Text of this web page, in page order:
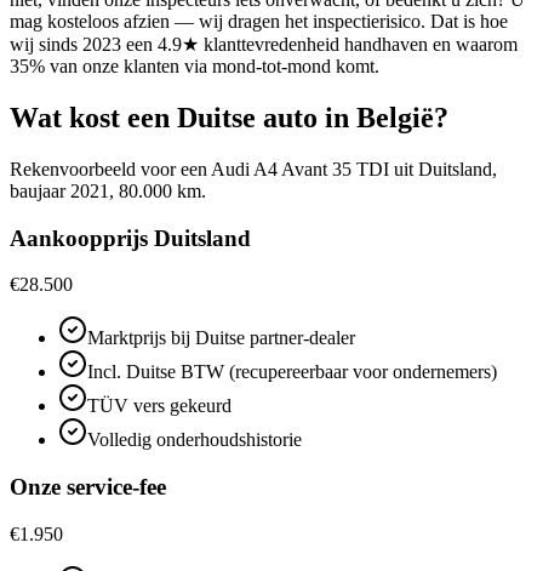
mag kosteloos afzien — wij dragen het inspectierisico. Dat is hoe
wij sinds 2023 een 4.9★ klanttevredenheid handhaven en waarom
35% van onze klanten via mond-tot-mond komt.
Wat kost een Duitse auto in België?
Rekenvoorbeeld voor een Audi A4 Avant 35 TDI uit Duitsland,
baujaar 2021, 80.000 km.
Aankoopprijs Duitsland
€28.500
Marktprijs bij Duitse partner-dealer
Incl. Duitse BTW (recupereerbaar voor ondernemers)
TÜV vers gekeurd
Volledig onderhoudshistorie
Onze service-fee
€1.950